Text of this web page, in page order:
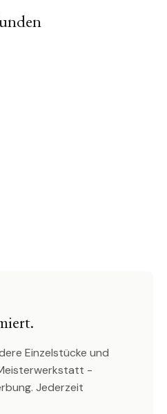
Einzelstücke und
-
Jederzeit